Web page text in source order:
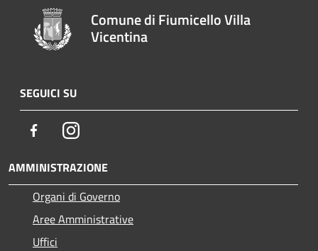
Comune di Fiumicello Villa
Vicentina
SEGUICI SU
FacebookInstagram
AMMINISTRAZIONE
Organi di Governo
Aree Amministrative
Uffici